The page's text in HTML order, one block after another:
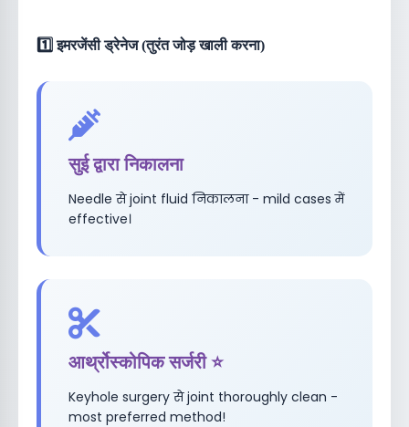
1️⃣ इमरजेंसी ड्रेनेज (तुरंत जोड़ खाली करना)
सुई द्वारा निकालना
Needle से joint fluid निकालना - mild cases में
effective।
आर्थ्रोस्कोपिक सर्जरी ⭐
Keyhole surgery से joint thoroughly clean -
most preferred method!